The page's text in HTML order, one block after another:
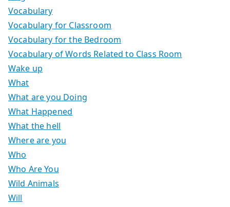
Vocabulary
Vocabulary for Classroom
Vocabulary for the Bedroom
Vocabulary of Words Related to Class Room
Wake up
What
What are you Doing
What Happened
What the hell
Where are you
Who
Who Are You
Wild Animals
Will